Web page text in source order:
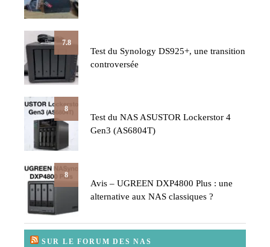
7.8
Test du Synology DS925+, une transition
controversée
8
Test du NAS ASUSTOR Lockerstor 4
Gen3 (AS6804T)
8
Avis – UGREEN DXP4800 Plus : une
alternative aux NAS classiques ?
SUR LE FORUM DES NAS